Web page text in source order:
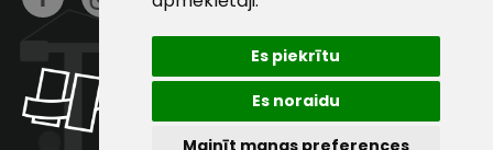
Es piekrītu
Es noraidu
Mainīt manas preferences
Klientu
atbalsts